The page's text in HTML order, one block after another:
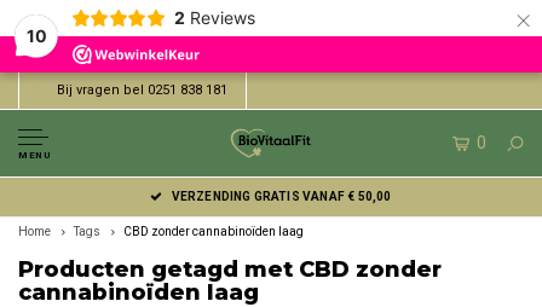
10
2 Reviews ×
Bij vragen bel 0251 838 181
MENU
0
VERZENDING GRATIS VANAF € 50,00
Home Tags CBD zonder cannabinoïden laag
Producten getagd met CBD zonder
cannabinoïden laag